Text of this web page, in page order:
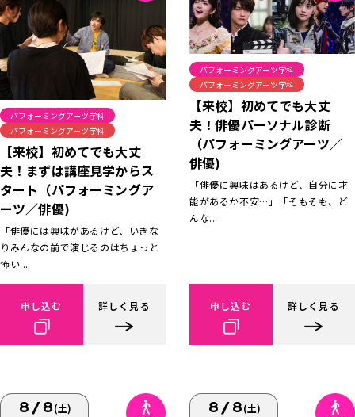
パフォーミングアーツ学科
パフォーミングアーツ学科
【来校】初めてでも大丈
夫！まずは講座見学からス
タート（パフォーミングア
ーツ／俳優)
「俳優には興味があるけど、いきな
りみんなの前で演じるのはちょっと
怖い...
申し込む 詳しく見る
パフォーミングアーツ学科
パフォーミングアーツ学科
【来校】初めてでも大丈
夫！俳優パーソナル診断
（パフォーミングアーツ／
俳優)
「俳優に興味はあるけど、自分に才
能があるか不安…」「そもそも、ど
んな...
申し込む 詳しく見る
8/8(土) 8/8(土)